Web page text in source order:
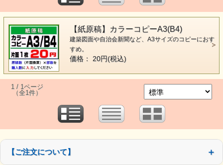
【紙原稿】カラーコピーA3(B4)
建築図面や自治会新聞など、A3サイズのコピーにおす
すめ。
価格： 20円(税込)
1 / 1ページ
（全1件）
【ご注文について】